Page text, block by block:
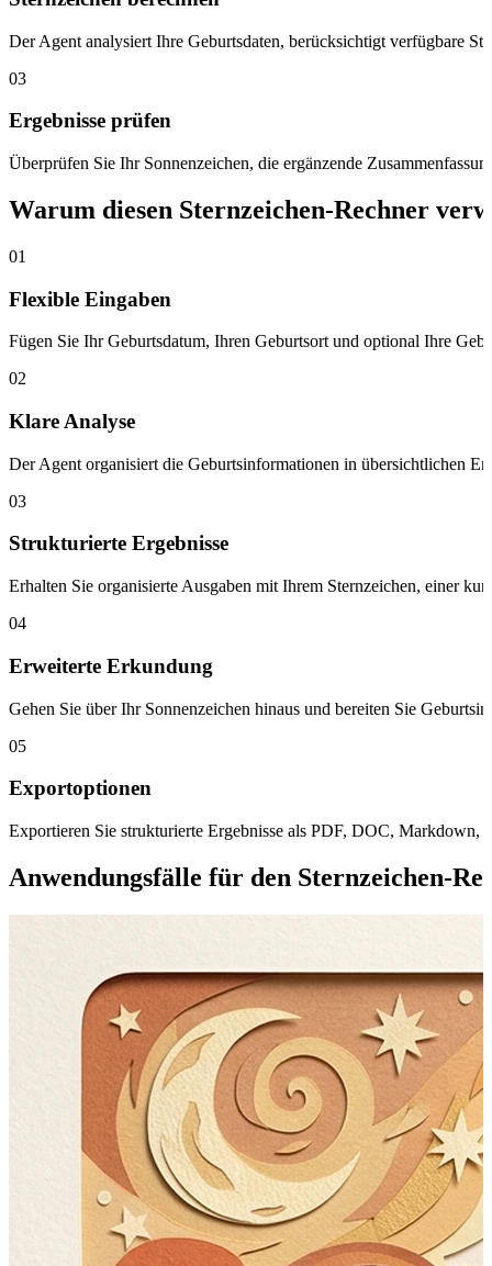
Der Agent analysiert Ihre Geburtsdaten, berücksichtigt verfügbare
03
Ergebnisse prüfen
Überprüfen Sie Ihr Sonnenzeichen, die ergänzende
Warum diesen Sternzeichen-Rechner
01
Flexible Eingaben
Fügen Sie Ihr Geburtsdatum, Ihren Geburtsort und optional Ihre
02
Klare Analyse
Der Agent organisiert die Geburtsinformationen in übersichtlichen
03
Strukturierte Ergebnisse
Erhalten Sie organisierte Ausgaben mit Ihrem Sternzeichen, einer
04
Erweiterte Erkundung
Gehen Sie über Ihr Sonnenzeichen hinaus und bereiten Sie
05
Exportoptionen
Exportieren Sie strukturierte Ergebnisse als PDF, DOC, Markdown,
Anwendungsfälle für den Sternzeichen-